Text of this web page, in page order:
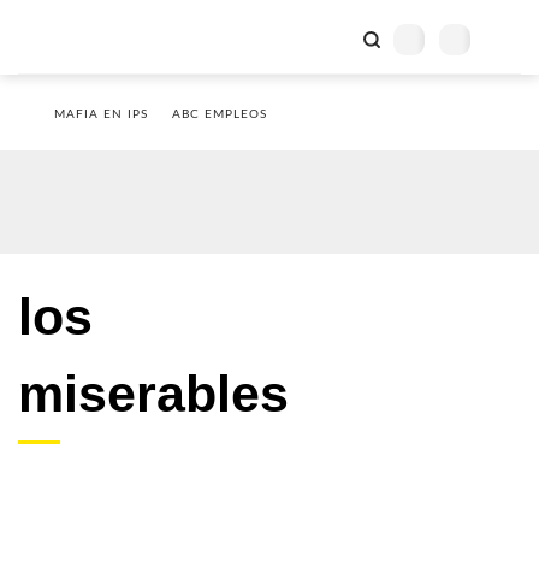
MAFIA EN IPS ABC EMPLEOS
los
miserables